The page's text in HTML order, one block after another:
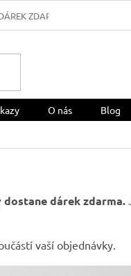
ZDARMA
O nás Blog
dostane dárek zdarma.
vaší objednávky.